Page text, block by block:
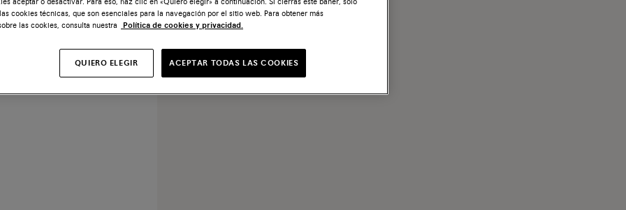
de tacón mediano
rebajado desde€ 750
cookies técnicas, que son esenciales para la navegación por el sitio web. Para obtener más
las cookies, consulta nuestra
Política de cookies y privacidad.
QUIERO ELEGIR ACEPTAR TODAS LAS COOKIES